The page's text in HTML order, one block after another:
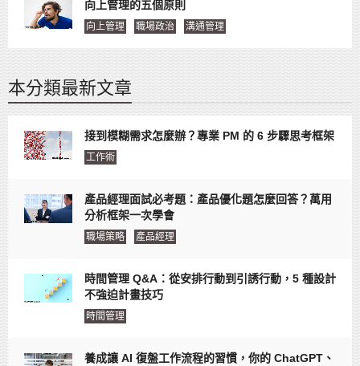
向上管理的五個原則
向上管理 職場政治 溝通管理
本分類最新文章
接到模糊需求怎麼辦？專業 PM 的 6 步驟思考框架
工作術
產品經理面試必考題：產品優化題怎麼回答？萬用
分析框架一次學會
職場策略 產品經理
時間管理 Q&A：從安排行動到引誘行動，5 種設計
不強迫計畫技巧
時間管理
養成讓 AI 復盤工作流程的習慣，你的 ChatGPT、